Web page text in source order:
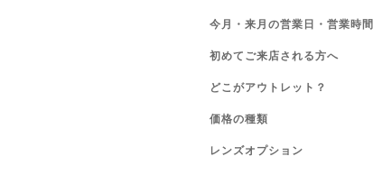
今月・来月の営業日・営業時間
初めてご来店される方へ
どこがアウトレット？
価格の種類
レンズオプション